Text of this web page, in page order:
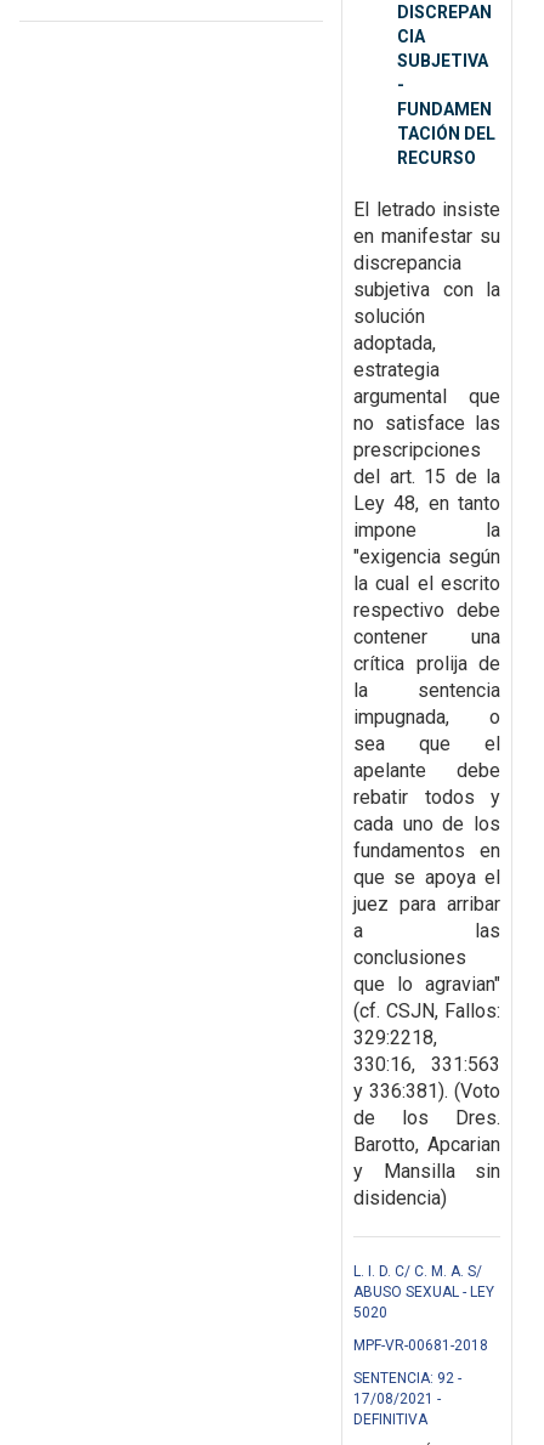
DISCREPAN
CIA
SUBJETIVA
-
FUNDAMEN
TACIÓN DEL
RECURSO
El letrado insiste
en manifestar su
discrepancia
subjetiva con la
solución
adoptada,
estrategia
argumental que
no satisface las
prescripciones
del art. 15 de la
Ley 48, en tanto
impone la
"exigencia según
la cual el escrito
respectivo debe
contener una
crítica prolija de
la sentencia
impugnada, o
sea que el
apelante debe
rebatir todos y
cada uno de los
fundamentos en
que se apoya el
juez para arribar
a las
conclusiones
que lo agravian"
(cf. CSJN, Fallos:
329:2218,
330:16, 331:563
y 336:381). (Voto
de los Dres.
Barotto, Apcarian
y Mansilla sin
disidencia)
L. I. D. C/ C. M. A. S/
ABUSO SEXUAL - LEY
5020
MPF-VR-00681-2018
SENTENCIA: 92 -
17/08/2021 -
DEFINITIVA